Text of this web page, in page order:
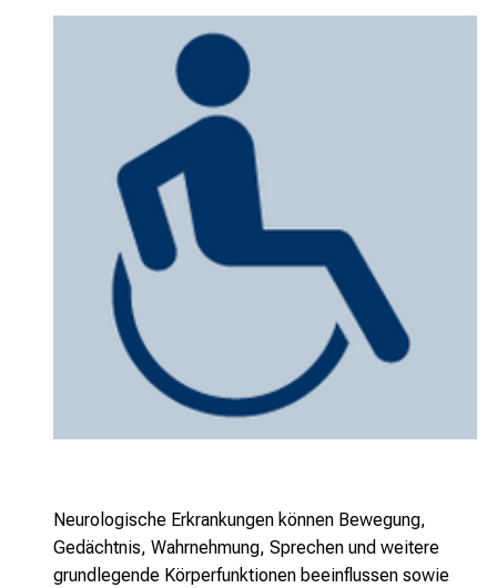
Neurologische Erkrankungen können Bewegung,
Gedächtnis, Wahrnehmung, Sprechen und weitere
grundlegende Körperfunktionen beeinflussen sowie